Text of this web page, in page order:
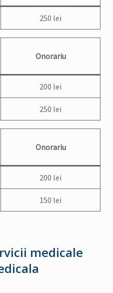
250 lei
Onorariu
200 lei
250 lei
Onorariu
200 lei
150 lei
medicale